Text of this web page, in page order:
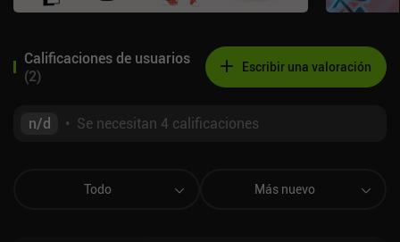
Calificaciones de usuarios
(2) Escribir una valoración
n/d • Se necesitan 4 calificaciones
Todo Más nuevo